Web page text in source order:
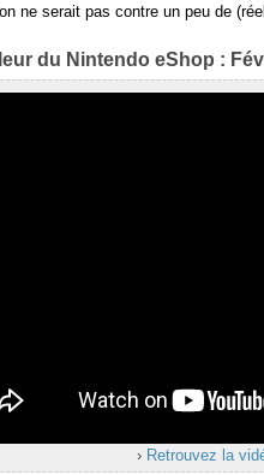
ne serait pas contre un peu de
du Nintendo eShop :
› Retrouvez la